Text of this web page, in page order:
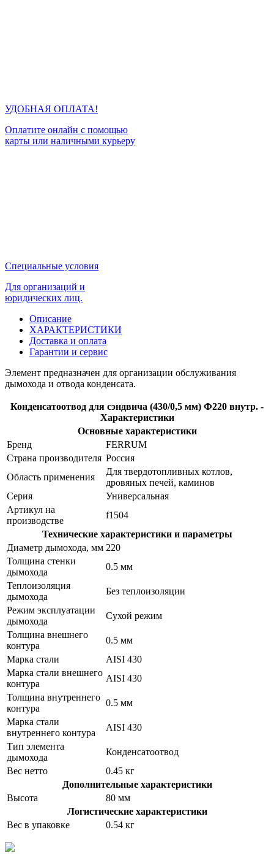
УДОБНАЯ ОПЛАТА!
Оплатите онлайн с помощью
карты или наличными курьеру
Специальные условия
Для организаций и
юридических лиц.
Описание
ХАРАКТЕРИСТИКИ
Доставка и оплата
Гарантии и сервис
Элемент предназначен для организации обслуживания
дымохода и отвода конденсата.
Конденсатоотвод для сэндвича (430/0,5 мм) Ф220 внутр. -
Характеристики
Основные характеристики
Бренд
FERRUM
Страна производителя Россия
Область применения
Для твердотопливных котлов,
дровяных печей, каминов
Серия
Универсальная
Артикул на
производстве
f1504
Технические характеристики и параметры
Диаметр дымохода, мм 220
Толщина стенки
дымохода
0.5 мм
Теплоизоляция
дымохода
Без теплоизоляции
Режим эксплуатации
дымохода
Сухой режим
Толщина внешнего
контура
0.5 мм
Марка стали
AISI 430
Марка стали внешнего
контура
AISI 430
Толщина внутреннего
контура
0.5 мм
Марка стали
внутреннего контура
AISI 430
Тип элемента
дымохода
Конденсатоотвод
Вес нетто
0.45 кг
Дополнительные характеристики
Высота
80 мм
Логистические характеристики
Вес в упаковке
0.54 кг